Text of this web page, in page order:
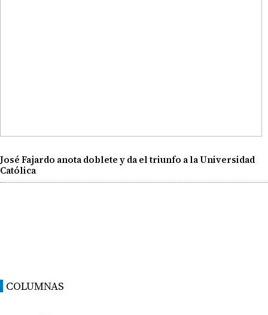
José Fajardo anota doblete y da el triunfo a la Universidad
Católica
COLUMNAS